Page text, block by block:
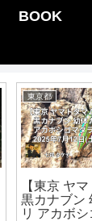
BOOK
東京都
【東京 ヤ
黒カナブン
リ アカボ